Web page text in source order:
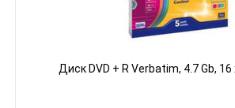
Диск DVD + R Verbatim, 4.7 Gb, 16